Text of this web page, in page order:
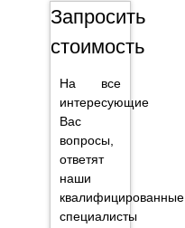
Запросить
стоимость
На все
интересующие
Вас
вопросы,
ответят
наши
квалифицированные
специалисты